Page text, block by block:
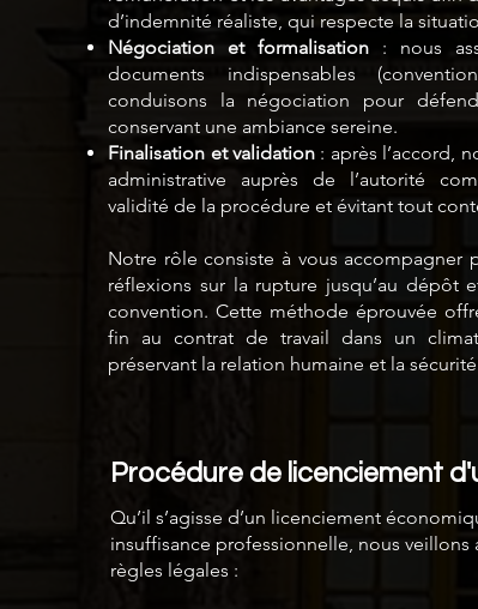
d’indemnité réaliste, qui respecte la
Négociation et formalisation: nous
documents indispensables
conduisons la négociation pour
conservant une ambiance sereine.
Finalisation et validation : après l’accord,
administrative auprès de l’autorité
validité de la procédure et évitant tout
Notre rôle consiste à vous accompagner
réflexions sur la rupture jusqu’au dépôt
convention. Cette méthode éprouvée
fin au contrat de travail dans un
préservant la relation humaine et la
Procédure de licenciement
Qu’il s’agisse d’un licenciement
insuffisance professionnelle, nous veillons
règles légales :